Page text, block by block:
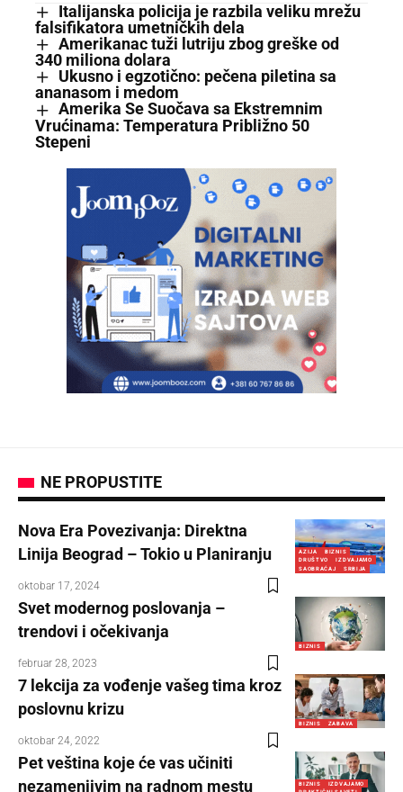
Italijanska policija je razbila veliku mrežu
falsifikatora umetničkih dela
Amerikanac tuži lutriju zbog greške od
340 miliona dolara
Ukusno i egzotično: pečena piletina sa
ananasom i medom
Amerika Se Suočava sa Ekstremnim
Vrućinama: Temperatura Približno 50
Stepeni
NE PROPUSTITE
AZIJA
BIZNIS
DRUŠTVO
IZDVAJAMO
SAOBRAĆAJ
SRBIJA
Nova Era Povezivanja: Direktna
Linija Beograd – Tokio u Planiranju
oktobar 17, 2024
BIZNIS
Svet modernog poslovanja –
trendovi i očekivanja
februar 28, 2023
BIZNIS ZABAVA
7 lekcija za vođenje vašeg tima kroz
poslovnu krizu
oktobar 24, 2022
BIZNIS
IZDVAJAMO
Pet veština koje će vas učiniti
nezamenjivim na radnom mestu